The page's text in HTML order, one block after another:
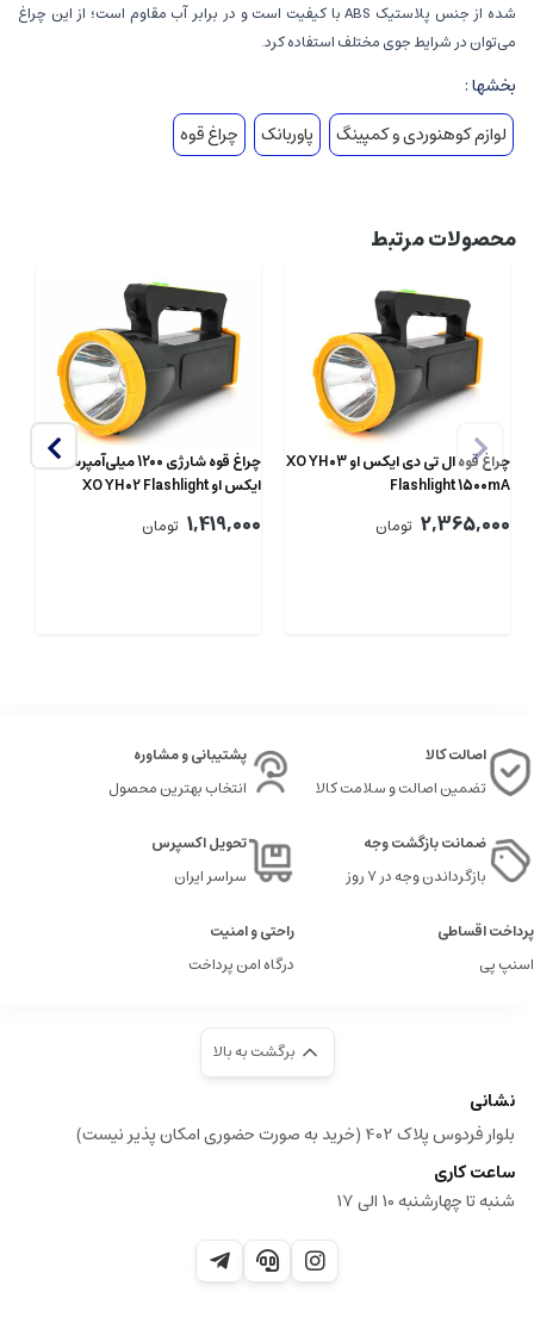
شده از جنس پلاستیک ABS با کیفیت است و در برابر آب مقاوم است؛ از این چراغ
می‌توان در شرایط جوی مختلف استفاده کرد.
بخشها :
لوازم کوهنوردی و کمپینگ
پاوربانک چراغ قوه
محصولات مرتبط
چراغ قوه ال تی دی ایکس او XO YH03
Flashlight 1500mA
2,365,000 تومان
چراغ قوه شارژی 1200 میلی‌آمپرساعت
ایکس او XO YH02 Flashlight
1200mAh
1,419,000 تومان
اصالت کالا
تضمین اصالت و سلامت کالا
پشتیبانی و مشاوره
انتخاب بهترین محصول
ضمانت بازگشت وجه
بازگرداندن وجه در ۷ روز
تحویل اکسپرس
سراسر ایران
پرداخت اقساطی
اسنپ پی
راحتی و امنیت
درگاه امن پرداخت
برگشت به بالا
نشانی
بلوار فردوس پلاک 402 (خرید به صورت حضوری امکان پذیر نیست)
ساعت کاری
شنبه تا چهارشنبه 10 الی 17